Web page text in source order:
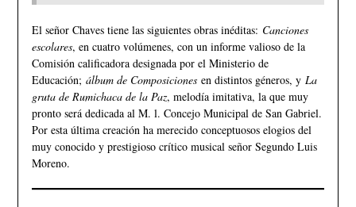
El señor Chaves tiene las siguientes obras inéditas: Canciones
escolares, en cuatro volúmenes, con un informe valioso de la
Comisión calificadora designada por el Ministerio de
Educación; álbum de Composicionesen distintos géneros, y La
gruta de Rumichaca de la Paz, melodía imitativa, la que muy
pronto será dedicada al M. l. Concejo Municipal de San Gabriel.
Por esta última creación ha merecido conceptuosos elogios del
muy conocido y prestigioso crítico musical señor Segundo Luis
Moreno.